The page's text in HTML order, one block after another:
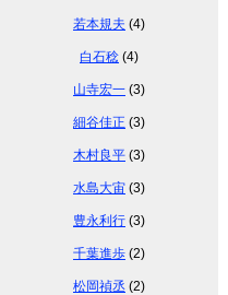
若本規夫 (4)
白石稔 (4)
山寺宏一 (3)
細谷佳正 (3)
木村良平 (3)
水島大宙 (3)
豊永利行 (3)
千葉進歩 (2)
松岡禎丞 (2)